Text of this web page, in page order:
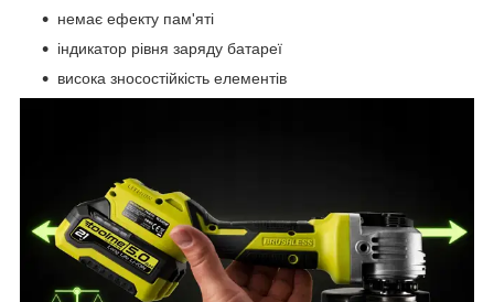
немає ефекту пам'яті
індикатор рівня заряду батареї
висока зносостійкість елементів